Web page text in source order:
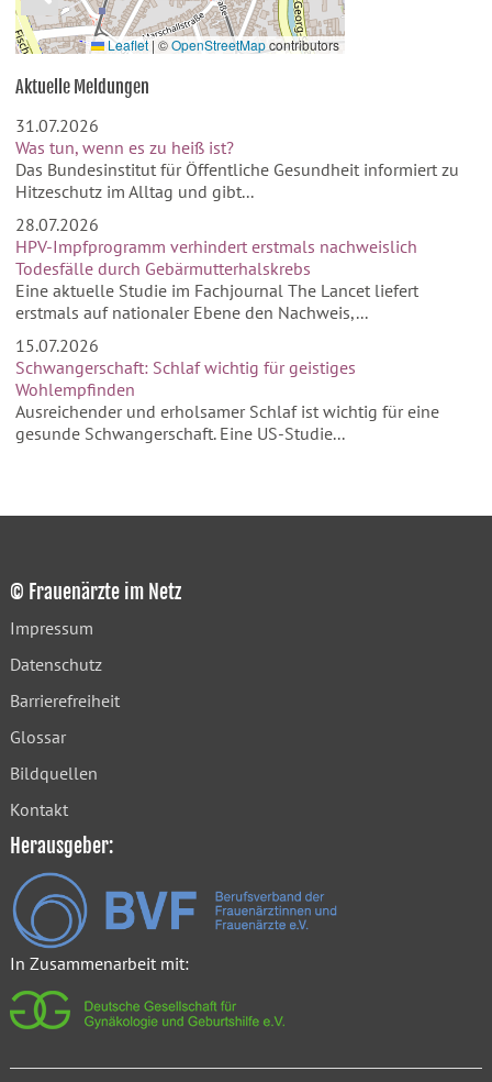
Leaflet | ©OpenStreetMapcontributors
Aktuelle Meldungen
31.07.2026
Was tun, wenn es zu heiß ist?
Das Bundesinstitut für Öffentliche Gesundheit informiert zu
Hitzeschutz im Alltag und gibt...
28.07.2026
HPV-Impfprogramm verhindert erstmals nachweislich
Todesfälle durch Gebärmutterhalskrebs
Eine aktuelle Studie im Fachjournal The Lancet liefert
erstmals auf nationaler Ebene den Nachweis,...
15.07.2026
Schwangerschaft: Schlaf wichtig für geistiges
Wohlempfinden
Ausreichender und erholsamer Schlaf ist wichtig für eine
gesunde Schwangerschaft. Eine US-Studie...
© Frauenärzte im Netz
Impressum
Datenschutz
Barrierefreiheit
Glossar
Bildquellen
Kontakt
Herausgeber:
In Zusammenarbeit mit: